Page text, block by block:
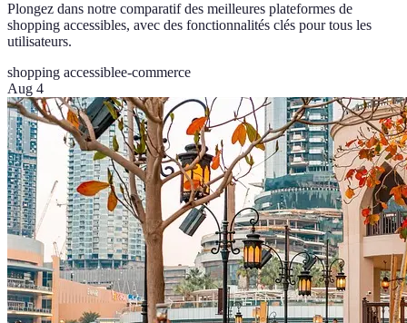
Plongez dans notre comparatif des meilleures plateformes de
shopping accessibles, avec des fonctionnalités clés pour tous les
utilisateurs.
shopping accessiblee-commerce
Aug 4